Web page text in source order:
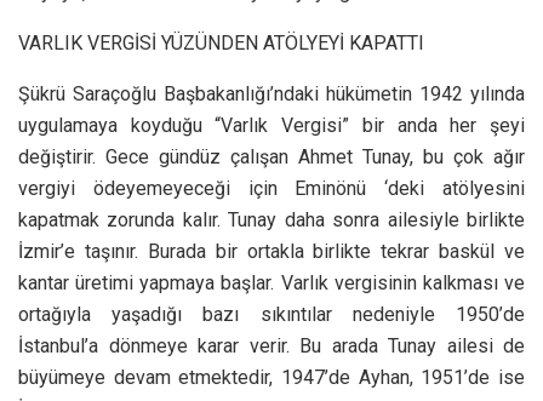
VARLIK VERGİSİ YÜZÜNDEN ATÖLYEYİ KAPATTI
Şükrü Saraçoğlu Başbakanlığı’ndaki hükümetin 1942 yılında
uygulamaya koyduğu “Varlık Vergisi” bir anda her şeyi
değiştirir. Gece gündüz çalışan Ahmet Tunay, bu çok ağır
vergiyi ödeyemeyeceği için Eminönü ‘deki atölyesini
kapatmak zorunda kalır. Tunay daha sonra ailesiyle birlikte
İzmir’e taşınır. Burada bir ortakla birlikte tekrar baskül ve
kantar üretimi yapmaya başlar. Varlık vergisinin kalkması ve
ortağıyla yaşadığı bazı sıkıntılar nedeniyle 1950’de
İstanbul’a dönmeye karar verir. Bu arada Tunay ailesi de
büyümeye devam etmektedir, 1947’de Ayhan, 1951’de ise